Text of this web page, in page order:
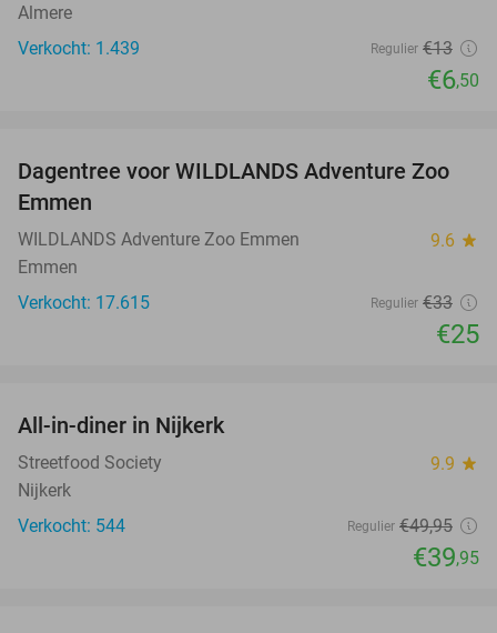
Almere
Verkocht: 1.439
Regulier €13
€6,50
24%
Dagentree voor WILDLANDS Adventure Zoo
Emmen
WILDLANDS Adventure Zoo Emmen 9.6 star
Emmen
Verkocht: 17.615
Regulier €33
€25
All-in-diner in Nijkerk
Streetfood Society 9.9 star
Nijkerk
Verkocht: 544
Regulier €49,95
€39,95